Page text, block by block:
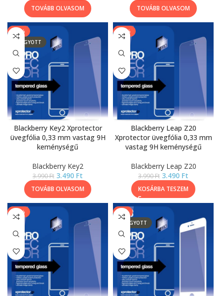
TOVÁBB OLVASOM TOVÁBB OLVASOM
-13%
ELFOGYOTT
Blackberry Key2 Xprotector
üvegfólia 0,33 mm vastag 9H
keménységű
Blackberry Key2
3.990Ft 3.490 Ft
TOVÁBB OLVASOM
-13%
Blackberry Leap Z20
Xprotector üvegfólia 0,33 mm
vastag 9H keménységű
Blackberry Leap Z20
3.990Ft 3.490 Ft
KOSÁRBA TESZEM
-13%
-9%
ELFOGYOTT